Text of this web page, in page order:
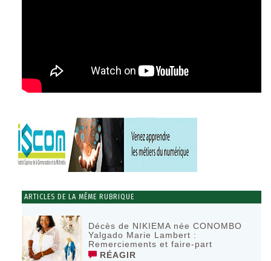
ARTICLES DE LA MÊME RUBRIQUE
Décès de NIKIEMA née CONOMBO
Yalgado Marie Lambert :
Remerciements et faire-part
RÉAGIR